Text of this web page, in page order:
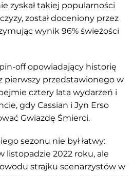
zyskał takiej popularności
został doceniony przez
wynik 96% świeżości
off opowiadający historię
pierwszy przedstawionego w
cztery lata wydarzeń i
gdy Cassian i Jyn Erso
Gwiazdę Śmierci.
sezonu nie był łatwy:
listopadzie 2022 roku, ale
strajku scenarzystów w